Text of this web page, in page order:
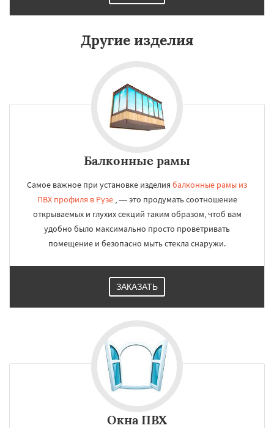
Другие изделия
Балконные рамы
Самое важное при установке изделия балконные рамы из
ПВХ профиля в Рузе, — это продумать соотношение
открываемых и глухих секций таким образом, чтоб вам
удобно было максимально просто проветривать
помещение и безопасно мыть стекла снаружи.
ЗАКАЗАТЬ
Окна ПВХ